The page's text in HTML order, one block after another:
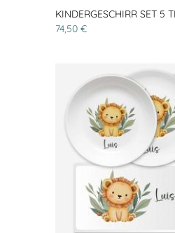
KINDERGESCHIRR SET 5
74,50 €